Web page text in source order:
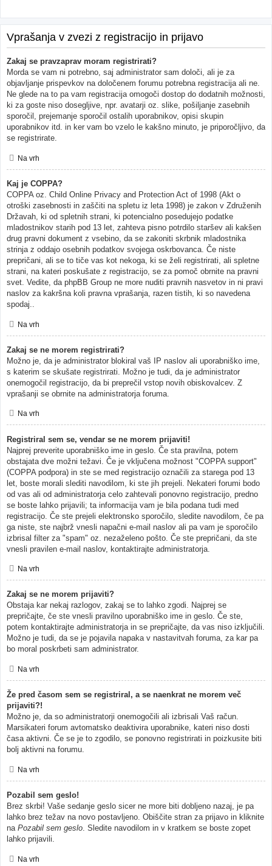
Vprašanja v zvezi z registracijo in prijavo
Zakaj se pravzaprav moram registrirati?
Morda se vam ni potrebno, saj administrator sam določi, ali je za
objavljanje prispevkov na določenem forumu potrebna registracija ali ne.
Ne glede na to pa vam registracija omogoči dostop do dodatnih možnosti,
ki za goste niso dosegljive, npr. avatarji oz. slike, pošiljanje zasebnih
sporočil, prejemanje sporočil ostalih uporabnikov, opisi skupin
uporabnikov itd. in ker vam bo vzelo le kakšno minuto, je priporočljivo, da
se registrirate.
Na vrh
Kaj je COPPA?
COPPA oz. Child Online Privacy and Protection Act of 1998 (Akt o
otroški zasebnosti in zaščiti na spletu iz leta 1998) je zakon v Združenih
Državah, ki od spletnih strani, ki potencialno posedujejo podatke
mladostnikov starih pod 13 let, zahteva pisno potrdilo staršev ali kakšen
drug pravni dokument z vsebino, da se zakoniti skrbnik mladostnika
strinja z oddajo osebnih podatkov svojega oskrbovanca. Če niste
prepričani, ali se to tiče vas kot nekoga, ki se želi registrirati, ali spletne
strani, na kateri poskušate z registracijo, se za pomoč obrnite na pravni
svet. Vedite, da phpBB Group ne more nuditi pravnih nasvetov in ni pravi
naslov za kakršna koli pravna vprašanja, razen tistih, ki so navedena
spodaj..
Na vrh
Zakaj se ne morem registrirati?
Možno je, da je administrator blokiral vaš IP naslov ali uporabniško ime,
s katerim se skušate registrirati. Možno je tudi, da je administrator
onemogočil registracijo, da bi preprečil vstop novih obiskovalcev. Z
vprašanji se obrnite na administratorja foruma.
Na vrh
Registriral sem se, vendar se ne morem prijaviti!
Najprej preverite uporabniško ime in geslo. Če sta pravilna, potem
obstajata dve možni težavi. Če je vključena možnost "COPPA support"
(COPPA podpora) in ste se med registracijo označili za starega pod 13
let, boste morali slediti navodilom, ki ste jih prejeli. Nekateri forumi bodo
od vas ali od administratorja celo zahtevali ponovno registracijo, predno
se boste lahko prijavili; ta informacija vam je bila podana tudi med
registracijo. Če ste prejeli elektronsko sporočilo, sledite navodilom, če pa
ga niste, ste najbrž vnesli napačni e-mail naslov ali pa vam je sporočilo
izbrisal filter za "spam" oz. nezaželeno pošto. Če ste prepričani, da ste
vnesli pravilen e-mail naslov, kontaktirajte administratorja.
Na vrh
Zakaj se ne morem prijaviti?
Obstaja kar nekaj razlogov, zakaj se to lahko zgodi. Najprej se
prepričajte, če ste vnesli pravilno uporabniško ime in geslo. Če ste,
potem kontaktirajte administratorja in se prepričajte, da vas niso izključili.
Možno je tudi, da se je pojavila napaka v nastavitvah foruma, za kar pa
bo moral poskrbeti sam administrator.
Na vrh
Že pred časom sem se registriral, a se naenkrat ne morem več
prijaviti?!
Možno je, da so administratorji onemogočili ali izbrisali Vaš račun.
Marsikateri forum avtomatsko deaktivira uporabnike, kateri niso dosti
časa aktivni. Če se je to zgodilo, se ponovno registrirati in poizkusite biti
bolj aktivni na forumu.
Na vrh
Pozabil sem geslo!
Brez skrbi! Vaše sedanje geslo sicer ne more biti dobljeno nazaj, je pa
lahko brez težav na novo postavljeno. Obiščite stran za prijavo in kliknite
na Pozabil sem geslo. Sledite navodilom in v kratkem se boste zopet
lahko prijavili.
Na vrh